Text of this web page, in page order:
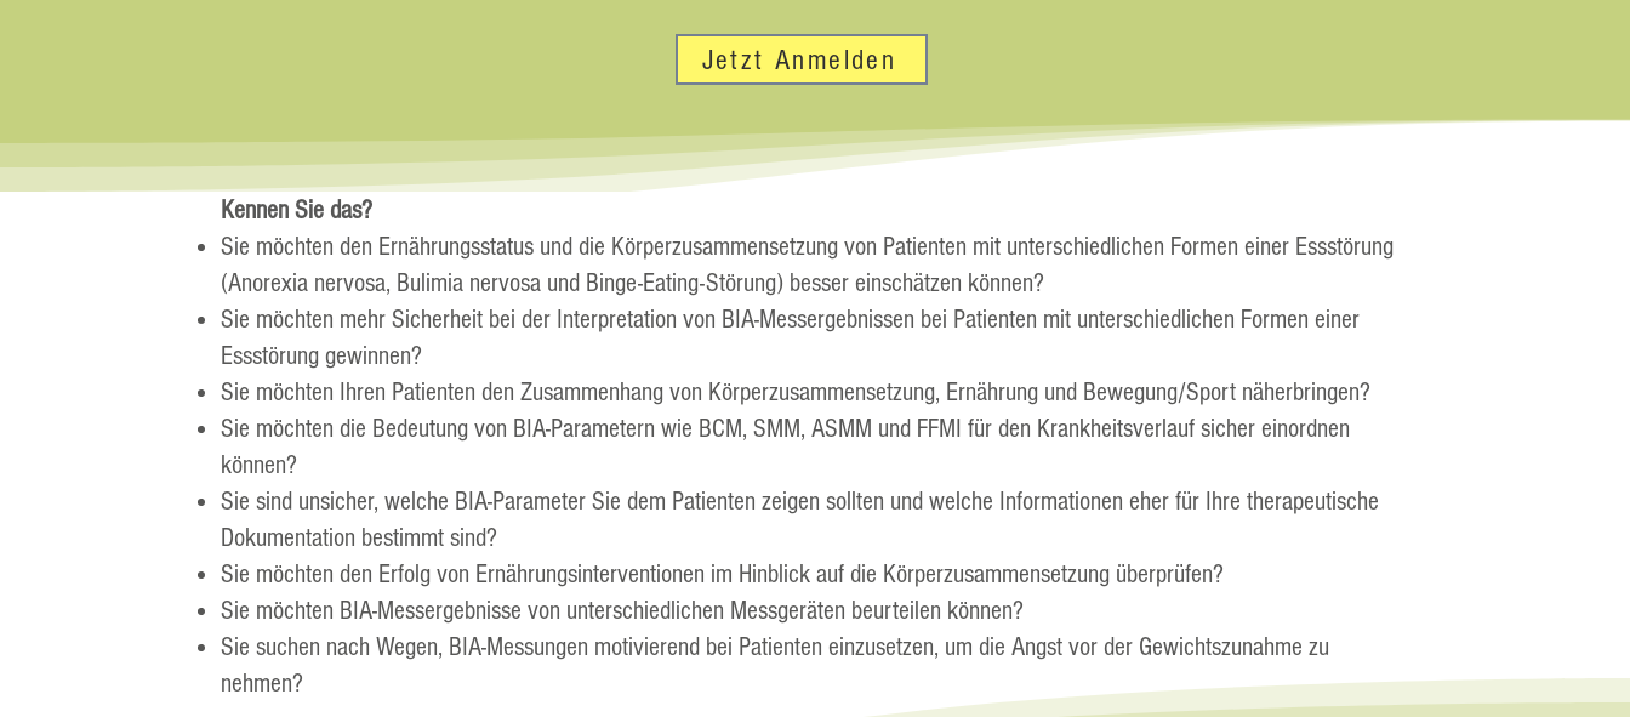
Jetzt Anmelden
Kennen Sie das?
Sie möchten den Ernährungsstatus und die Körperzusammensetzung von Patienten mit unterschiedlichen Formen einer Essstörung
(Anorexia nervosa, Bulimia nervosa und Binge-Eating-Störung) besser einschätzen können?
Sie möchten mehr Sicherheit bei der Interpretation von BIA-Messergebnissen bei Patienten mit unterschiedlichen Formen einer
Essstörung gewinnen?
Sie möchten Ihren Patienten den Zusammenhang von Körperzusammensetzung, Ernährung und Bewegung/Sport näherbringen?
Sie möchten die Bedeutung von BIA-Parametern wie BCM, SMM, ASMM und FFMI für den Krankheitsverlauf sicher einordnen
können?
Sie sind unsicher, welche BIA-Parameter Sie dem Patienten zeigen sollten und welche Informationen eher für Ihre therapeutische
Dokumentation bestimmt sind?
Sie möchten den Erfolg von Ernährungsinterventionen im Hinblick auf die Körperzusammensetzung überprüfen?
Sie möchten BIA-Messergebnisse von unterschiedlichen Messgeräten beurteilen können?
Sie suchen nach Wegen, BIA-Messungen motivierend bei Patienten einzusetzen, um die Angst vor der Gewichtszunahme zu
nehmen?